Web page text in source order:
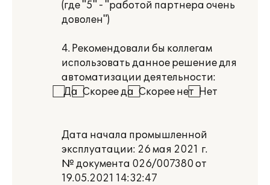
(где "5" - "работой партнера очень
доволен")
4. Рекомендовали бы коллегам
использовать данное решение для
автоматизации деятельности:
⃞ Да ⃞ Скорее да ⃞ Скорее нет ⃞ Нет
Дата начала промышленной
эксплуатации: 26 мая 2021 г.
№ документа 026/007380 от
19.05.2021 14:32:47